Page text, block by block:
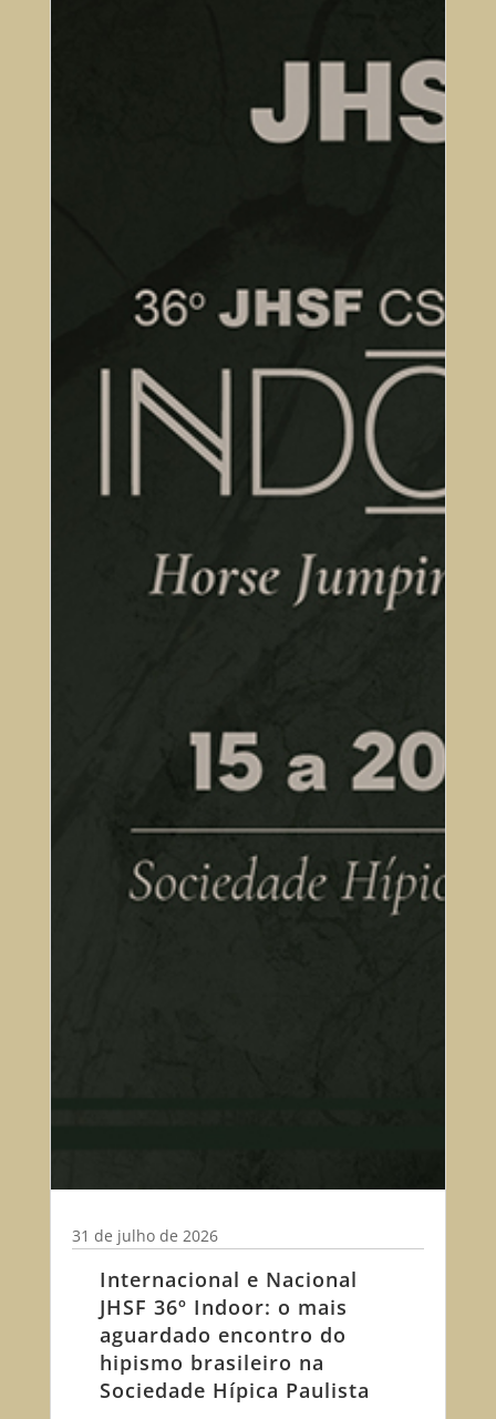
Internacional e Nacional
JHSF 36º Indoor: o mais
aguardado encontro do
hipismo brasileiro na
Sociedade Hípica Paulista
31 de julho de 2026